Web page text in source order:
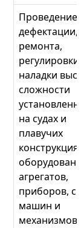
Проведение
дефектации,
ремонта,
регулировки,
наладки
сложности
на судах и
плавучих
конструкциях
агрегатов,
приборов,
машин и
механизмов